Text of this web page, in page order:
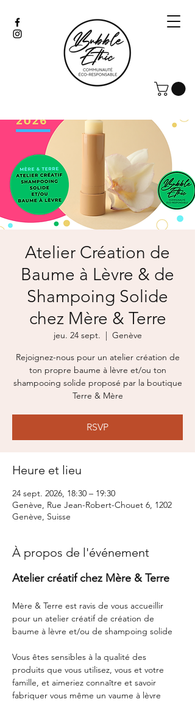
Atelier Création de
Baume à Lèvre & de
Shampoing Solide
chez Mère & Terre
jeu. 24 sept.
  |
Genève
Rejoignez-nous pour un atelier création de
ton propre baume à lèvre et/ou ton
shampooing solide proposé par la boutique
Terre & Mère
RSVP
Heure et lieu
24 sept. 2026, 18:30 – 19:30
Genève, Rue Jean-Robert-Chouet 6, 1202
Genève, Suisse
À propos de l'événement
Atelier créatif chez Mère & Terre
Mère & Terre est ravis de vous accueillir
pour un atelier créatif de création de
baume à lèvre et/ou de shampoing solide
Vous êtes sensibles à la qualité des
produits que vous utilisez, vous et votre
famille, et aimeriez connaître et savoir
fabriquer vous même un vaume à lèvre